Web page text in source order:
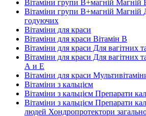
Вітаміни групи В+магній Магній
Вітаміни групи В+магній Магній
годуючих
Вітаміни для краси
Вітаміни для краси Вітамін B
Вітаміни для краси Для вагітних
Вітаміни для краси Для вагітних
А и E
Вітаміни для краси
Вітаміни з кальцієм
Вітаміни з кальцієм Препарати
Вітаміни з кальцієм Препарати
людей Хондропротектори